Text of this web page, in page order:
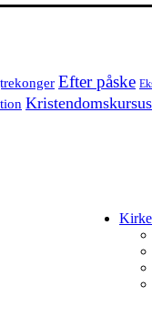
Efter påske
Kristendomskursus